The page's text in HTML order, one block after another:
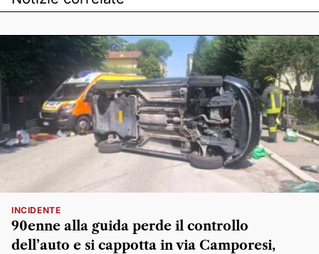
INCIDENTE
90enne alla guida perde il controllo
dell’auto e si cappotta in via Camporesi,